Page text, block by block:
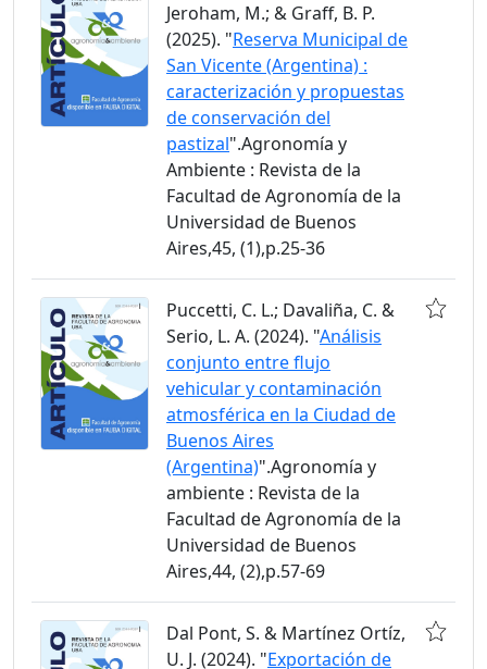
Jeroham, M.; & Graff, B. P.
(2025). "Reserva Municipal de
San Vicente (Argentina) :
caracterización y propuestas
de conservación del
pastizal".Agronomía y
Ambiente : Revista de la
Facultad de Agronomía de la
Universidad de Buenos
Aires,45, (1),p.25-36
Puccetti, C. L.; Davaliña, C. &
Serio, L. A. (2024). "Análisis
conjunto entre flujo
vehicular y contaminación
atmosférica en la Ciudad de
Buenos Aires
(Argentina)".Agronomía y
ambiente : Revista de la
Facultad de Agronomía de la
Universidad de Buenos
Aires,44, (2),p.57-69
Dal Pont, S. & Martínez Ortíz,
U. J. (2024). "Exportación de